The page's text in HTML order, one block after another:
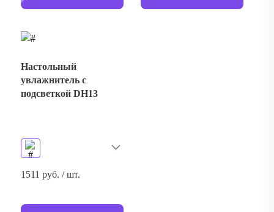
Настольный
увлажнитель с
подсветкой DH13
1511 руб. / шт.